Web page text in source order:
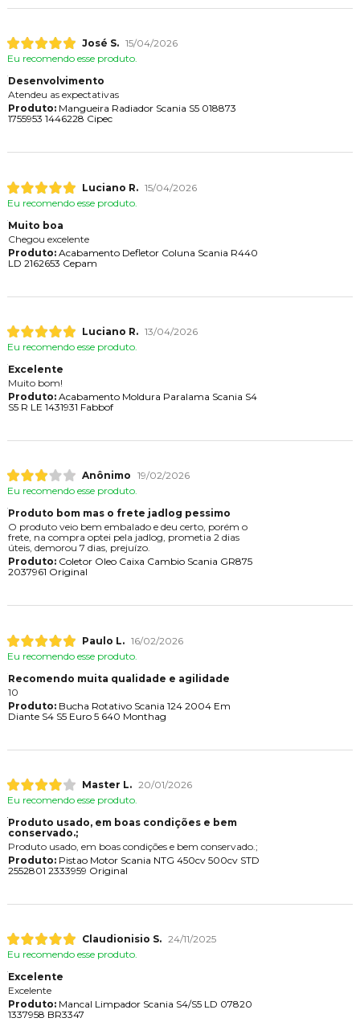
José S. 15/04/2026
Eu recomendo esse produto.
Desenvolvimento
Atendeu as expectativas
Produto:Mangueira Radiador Scania S5 018873
1755953 1446228 Cipec
Luciano R. 15/04/2026
Eu recomendo esse produto.
Muito boa
Chegou excelente
Produto:Acabamento Defletor Coluna Scania R440
LD 2162653 Cepam
Luciano R. 13/04/2026
Eu recomendo esse produto.
Excelente
Muito bom!
Produto:Acabamento Moldura Paralama Scania S4
S5 R LE 1431931 Fabbof
Anônimo 19/02/2026
Eu recomendo esse produto.
Produto bom mas o frete jadlog pessimo
O produto veio bem embalado e deu certo, porém o
frete, na compra optei pela jadlog, prometia 2 dias
úteis, demorou 7 dias, prejuízo.
Produto:Coletor Oleo Caixa Cambio Scania GR875
2037961 Original
Paulo L. 16/02/2026
Eu recomendo esse produto.
Recomendo muita qualidade e agilidade
10
Produto:Bucha Rotativo Scania 124 2004 Em
Diante S4 S5 Euro 5 640 Monthag
Master L. 20/01/2026
Eu recomendo esse produto.
Produto usado, em boas condições e bem
conservado.;
Produto usado, em boas condições e bem conservado.;
Produto:Pistao Motor Scania NTG 450cv 500cv STD
2552801 2333959 Original
Claudionisio S. 24/11/2025
Eu recomendo esse produto.
Excelente
Excelente
Produto:Mancal Limpador Scania S4/S5 LD 07820
1337958 BR3347